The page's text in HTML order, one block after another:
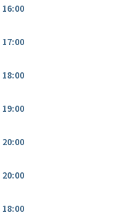
16:00
17:00
18:00
19:00
20:00
20:00
18:00